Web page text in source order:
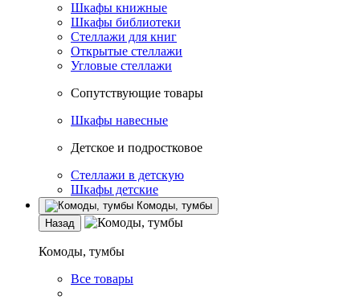
Шкафы книжные
Шкафы библиотеки
Стеллажи для книг
Открытые стеллажи
Угловые стеллажи
Сопутствующие товары
Шкафы навесные
Детское и подростковое
Стеллажи в детскую
Шкафы детские
Комоды, тумбы
Назад
Комоды, тумбы
Все товары